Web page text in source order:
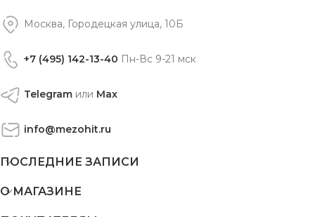
Москва, Городецкая улица, 10Б
+7 (495) 142-13-40 Пн-Вс 9-21 мск
Telegram или Max
info@mezohit.ru
ПОСЛЕДНИЕ ЗАПИСИ
О МАГАЗИНЕ